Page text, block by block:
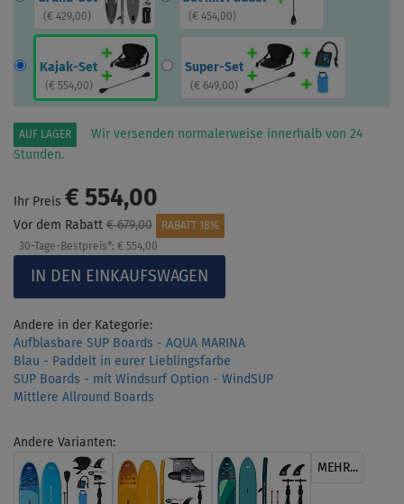
( € 429,00) ( € 454,00)
Kajak-Set
( € 554,00)
Super-Set
( € 649,00)
AUF LAGER
Wir versenden normalerweise innerhalb von 24
Stunden.
Ihr Preis € 554,00
Vor dem Rabatt € 679,00
RABATT 18%
30-Tage-Bestpreis*: € 554,00
Andere in der Kategorie:
Aufblasbare SUP Boards - AQUA MARINA
Blau - Paddelt in eurer Lieblingsfarbe
SUP Boards - mit Windsurf Option - WindSUP
Mittlere Allround Boards
Andere Varianten:
MEHR...